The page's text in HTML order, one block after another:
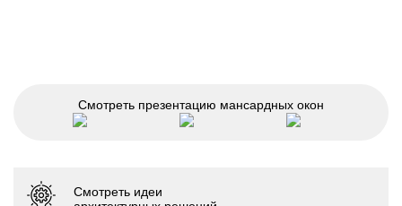
Смотреть презентацию мансардных окон